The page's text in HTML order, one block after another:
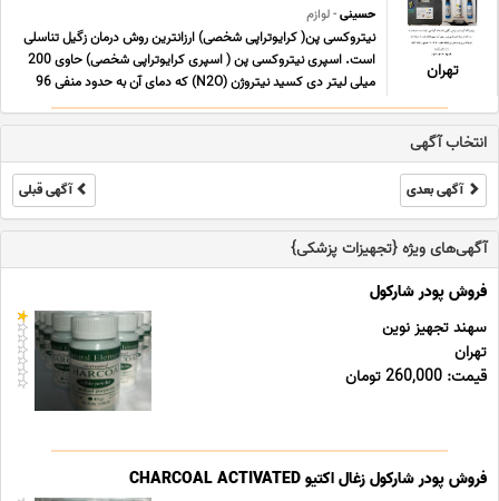
تهران
حسینی- لوازم
نیتروکسی پن( کرایوتراپی شخصی) ارزانترین روش درمان زگیل تناسلی
است. اسپری نیتروکسی پن ( اسپری کرایوتراپی شخصی) حاوی 200
میلی لیتر دی کسید نیتروژن (N2O) که دمای آن به حدود منفی 96
درجه سانتیگراد می رسد. این محصول قابلیت کاهش دمای بافت تا
حدود منفی 70 درجه سانتی گراد را دارد. برای ... ...
انتخاب آگهی
آگهی بعدی آگهی قبلی
آگهی‌های ویژه {تجهیزات پزشکی}
فروش پودر شارکول
سهند تجهیز نوین
تهران
قیمت: 260,000 تومان
فروش پودر شارکول زغال اکتیو CHARCOAL ACTIVATED